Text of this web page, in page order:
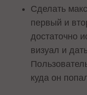
Сделать
первый и
достаточно
визуал и
куда он